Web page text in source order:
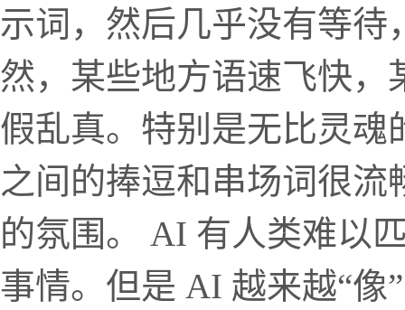
示词，然后几乎没有等待
然，某些地方语速飞快，
假乱真。特别是无比灵魂
之间的捧逗和串场词很
的氛围。 AI 有人类难以
事情。但是 AI 越来越“像